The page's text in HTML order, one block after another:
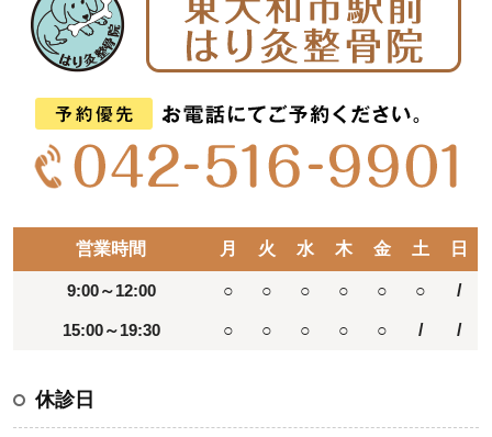
営業時間 月 火 水 木 金 土 日
9:00～12:00 ○ ○ ○ ○ ○ ○ /
15:00～19:30 ○ ○ ○ ○ ○ / /
休診日